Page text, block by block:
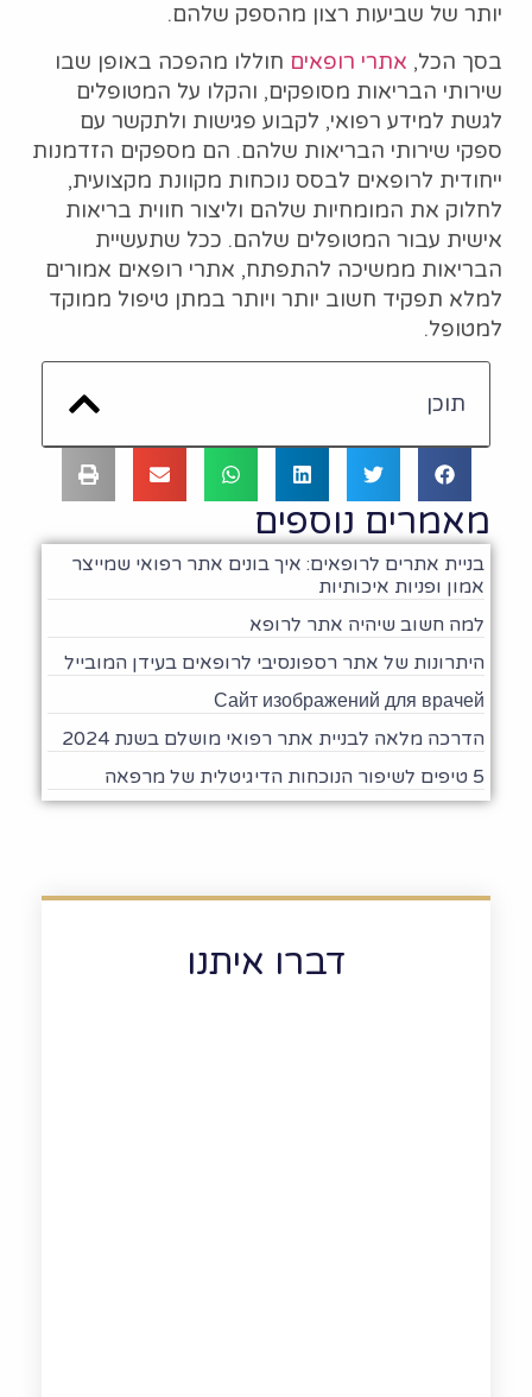
יותר של שביעות רצון מהספק שלהם.
בסך הכל, אתרי רופאים חוללו מהפכה באופן שבו
שירותי הבריאות מסופקים, והקלו על המטופלים
לגשת למידע רפואי, לקבוע פגישות ולתקשר עם
ספקי שירותי הבריאות שלהם. הם מספקים הזדמנות
ייחודית לרופאים לבסס נוכחות מקוונת מקצועית,
לחלוק את המומחיות שלהם וליצור חווית בריאות
אישית עבור המטופלים שלהם. ככל שתעשיית
הבריאות ממשיכה להתפתח, אתרי רופאים אמורים
למלא תפקיד חשוב יותר ויותר במתן טיפול ממוקד
למטופל.
תוכן
מאמרים נוספים
בניית אתרים לרופאים: איך בונים אתר רפואי שמייצר
אמון ופניות איכותיות
למה חשוב שיהיה אתר לרופא
היתרונות של אתר רספונסיבי לרופאים בעידן המובייל
Сайт изображений для врачей
הדרכה מלאה לבניית אתר רפואי מושלם בשנת 2024
5 טיפים לשיפור הנוכחות הדיגיטלית של מרפאה
דברו איתנו